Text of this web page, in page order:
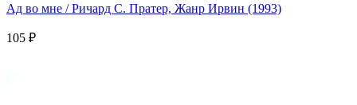
Ад во мне / Ричард С. Пратер, Жанр Ирвин (1993)
105 ₽